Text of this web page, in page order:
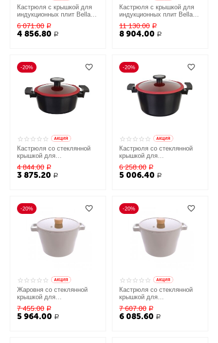
Кастрюля с крышкой для
индукционных плит Bella
2,4 л, 20 см, Neoflam
6 071.00 Р
4 856.80 Р
Кастрюля с крышкой для
индукционных плит Bella
4,3 л, 24 см, Neoflam
11 130.00 Р
8 904.00 Р
-20%
AКЦИЯ
Кастрюля со стеклянной
крышкой для
индукционных плит De
4 844.00 Р
3 875.20 Р
-20%
AКЦИЯ
Кастрюля со стеклянной
крышкой для
индукционных плит De
6 258.00 Р
5 006.40 Р
-20%
AКЦИЯ
Жаровня со стеклянной
крышкой для
индукционных плит Fika
2,2 л, 22 см, Neoflam
7 455.00 Р
5 964.00 Р
-20%
AКЦИЯ
Кастрюля со стеклянной
крышкой для
индукционных плит Fika
2,2 л, 22 см, Neoflam
7 607.00 Р
6 085.60 Р